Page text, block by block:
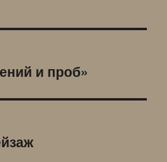
и проб»